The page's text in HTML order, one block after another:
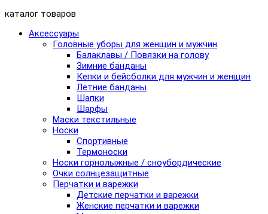
каталог товаров
Аксессуары
Головные уборы для женщин и мужчин
Балаклавы / Повязки на голову
Зимние банданы
Кепки и бейсболки для мужчин и женщин
Летние банданы
Шапки
Шарфы
Маски текстильные
Носки
Спортивные
Термоноски
Носки горнолыжные / сноубордические
Очки солнцезащитные
Перчатки и варежки
Детские перчатки и варежки
Женские перчатки и варежки